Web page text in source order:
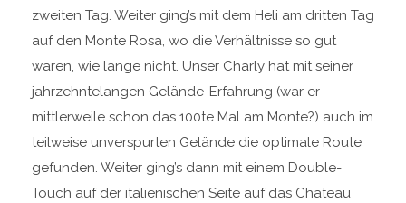
zweiten Tag. Weiter ging’s mit dem Heli am dritten Tag
auf den Monte Rosa, wo die Verhältnisse so gut
waren, wie lange nicht. Unser Charly hat mit seiner
jahrzehntelangen Gelände-Erfahrung (war er
mittlerweile schon das 100te Mal am Monte?) auch im
teilweise unverspurten Gelände die optimale Route
gefunden. Weiter ging’s dann mit einem Double-
Touch auf der italienischen Seite auf das Chateau